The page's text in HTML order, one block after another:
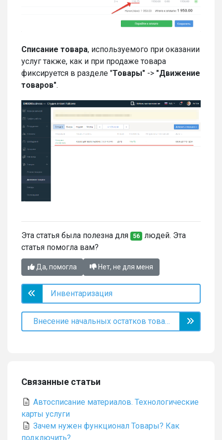
Списание товара, используемого при оказании
услуг также, как и при продаже товара
фиксируется в разделе "Товары" -> "Движение
товаров".
Эта статья была полезна для 56 людей. Эта
статья помогла вам?
Да, помогла Нет, не для меня
Инвентаризация
Внесение начальных остатков товаров и материалов
Связанные статьи
Автосписание материалов. Технологические
карты услуги
Зачем нужен функционал Товары? Как
подключить?